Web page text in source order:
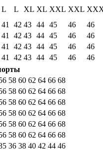
L L XL XL XXL XXL
41 42 43 44 45 46
46
41 42 43 44 45 46
46
41 42 43 44 45 46
46
41 42 43 44 45 46
46
58 60 62 64 66 68
58 60 62 64 66 68
58 60 62 64 66 68
58 60 62 64 66 68
58 60 62 64 66 68
58 60 62 64 66 68
36 38 40 42 44 46